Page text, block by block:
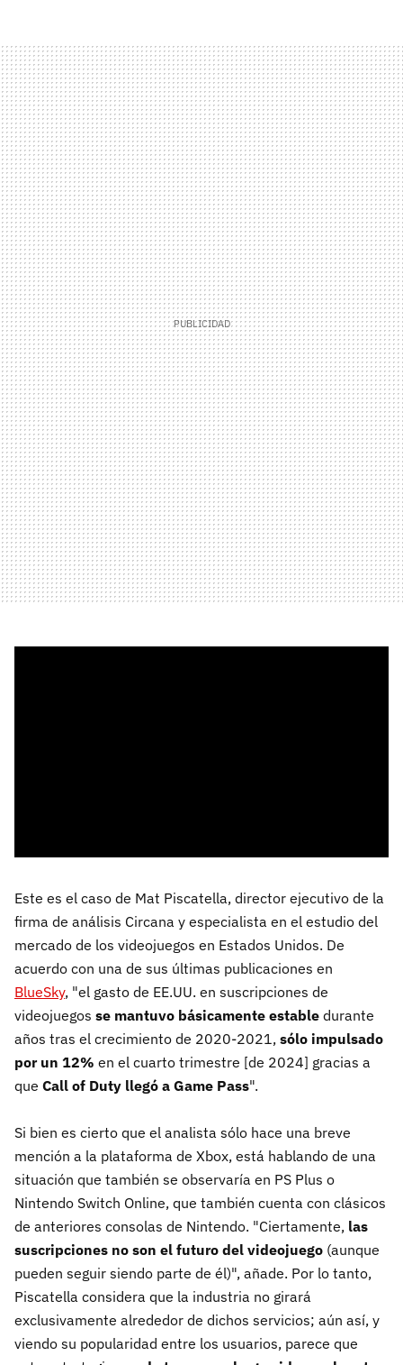
Este es el caso de Mat Piscatella, director ejecutivo de la
firma de análisis Circana y especialista en el estudio del
mercado de los videojuegos en Estados Unidos. De
acuerdo con una de sus últimas publicaciones en
BlueSky, "el gasto de EE.UU. en suscripciones de
videojuegos se mantuvo básicamente estable durante
años tras el crecimiento de 2020-2021, sólo impulsado
por un 12% en el cuarto trimestre [de 2024] gracias a
que Call of Duty llegó a Game Pass".
Si bien es cierto que el analista sólo hace una breve
mención a la plataforma de Xbox, está hablando de una
situación que también se observaría en PS Plus o
Nintendo Switch Online, que también cuenta con clásicos
de anteriores consolas de Nintendo. "Ciertamente, las
suscripciones no son el futuro del videojuego (aunque
pueden seguir siendo parte de él)", añade. Por lo tanto,
Piscatella considera que la industria no girará
exclusivamente alrededor de dichos servicios; aún así, y
viendo su popularidad entre los usuarios, parece que